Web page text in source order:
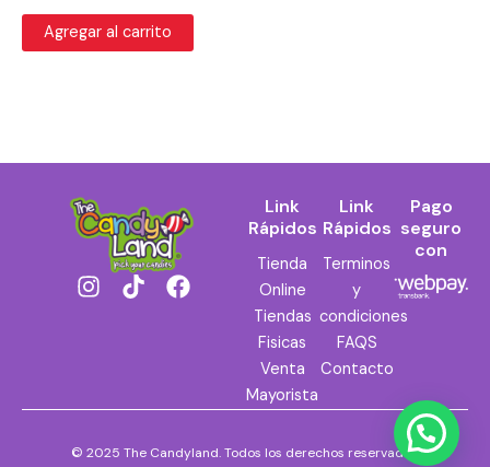
Agregar al carrito
I
n
g
a
T
i
k
F
a
o
k
Link
Rápidos
Tienda
Online
Tiendas
Fisicas
Venta
Mayorista
Link
Rápidos
Terminos
y
condiciones
FAQS
Contacto
Pago
seguro
con
© 2025 The Candyland. Todos los derechos reservados.